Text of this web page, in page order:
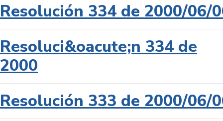
Resolución 334 de 2000/06/
Resoluci&oacute;n 334 de
2000
Resolución 333 de 2000/06/